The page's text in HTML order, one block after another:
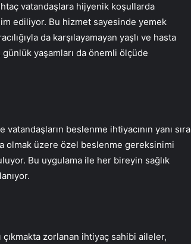
vatandaşlara hijyenik koşullarda
ediliyor. Bu hizmet sayesinde yemek
da karşılayamayan yaşlı ve hasta
yaşamları da önemli ölçüde
beslenme ihtiyacının yanı sıra
olmak üzere özel beslenme gereksinimi
Bu uygulama ile her bireyin sağlık
çıkmakta zorlanan ihtiyaç sahibi aileler,